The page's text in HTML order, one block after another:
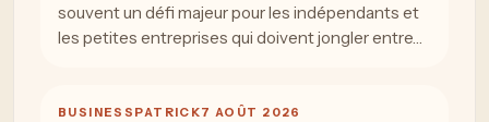
souvent un défi majeur pour les indépendants et
les petites entreprises qui doivent jongler entre…
BUSINESS PATRICK7 AOÛT 2026